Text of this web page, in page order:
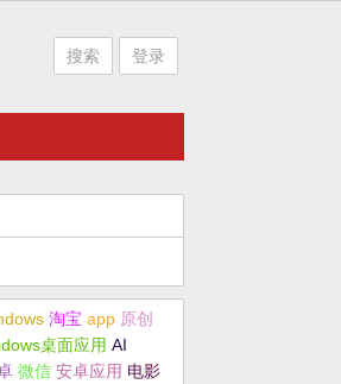
搜索 登录
淘宝 app 原创
桌面应用 AI
微信 安卓应用 电影